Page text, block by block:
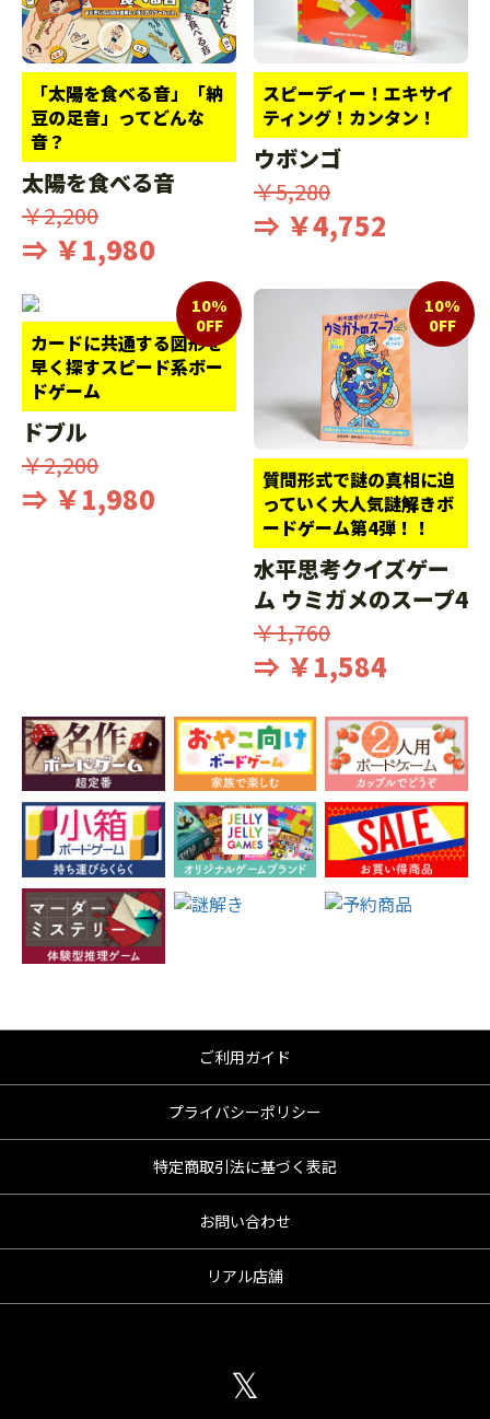
「太陽を食べる音」「納
豆の足音」ってどんな
音？
太陽を食べる音
￥2,200
⇒ ￥1,980
スピーディー！エキサイ
ティング！カンタン！
ウボンゴ
￥5,280
⇒ ￥4,752
カードに共通する図形を
早く探すスピード系ボー
ドゲーム
10%
0FF
ドブル
￥2,200
⇒ ￥1,980
質問形式で謎の真相に迫
っていく大人気謎解きボ
ードゲーム第4弾！！
10%
0FF
水平思考クイズゲー
ム ウミガメのスープ4
￥1,760
⇒ ￥1,584
ご利用ガイド
プライバシーポリシー
特定商取引法に基づく表記
お問い合わせ
リアル店舗
𝕏